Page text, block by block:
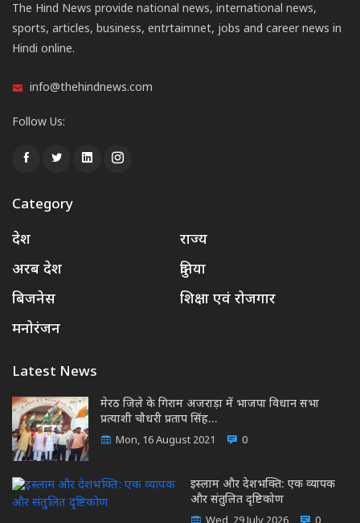
The Hind News provide national news, international news,
sports, articles, business, entrtaimnet, jobs and career news in
Hindi online.
info@thehindnews.com
Follow Us:
Category
देश
राज्य
अरब देश
दुनिया
बिजनेस
शिक्षा एवं रोजगार
मनोरंजन
Latest News
मेरठ जिले के गिराम अजराड़ा में भाजपा विधान सभा
प्रत्याशी चौधरी प्रताप सिंह…
Mon, 16 August 2021 0
इस्लाम और देशभक्ति: एक व्यापक
और संतुलित दृष्टिकोण